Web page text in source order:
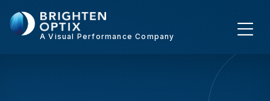
A Visual Performance Company